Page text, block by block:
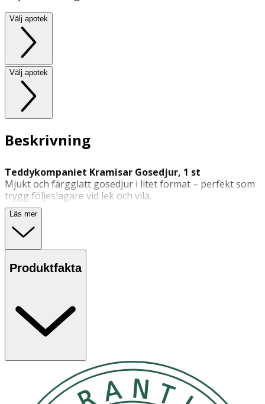
Välj apotek
Välj apotek
Beskrivning
Teddykompaniet Kramisar Gosedjur, 1 st
Mjukt och färgglatt gosedjur i litet format – perfekt som
trygg följeslagare vid lek och vila.
Mjuk, gosig och gullig. En färgglad Kramis från
Teddykompaniet
och krama. Passar för lek, vila, tröst och som trogen
följeslagare vid lugna stunder. Finns som greppvänlig
Vid beställning väljs en variant av mjukisdjuret slumpvis
Egenskaper
· Tillverkade i mjuk polyester med formbar
· Storlek: ca 12 cm
· CE-märkta enligt EN71
Användning
Läs mer
Produktfakta